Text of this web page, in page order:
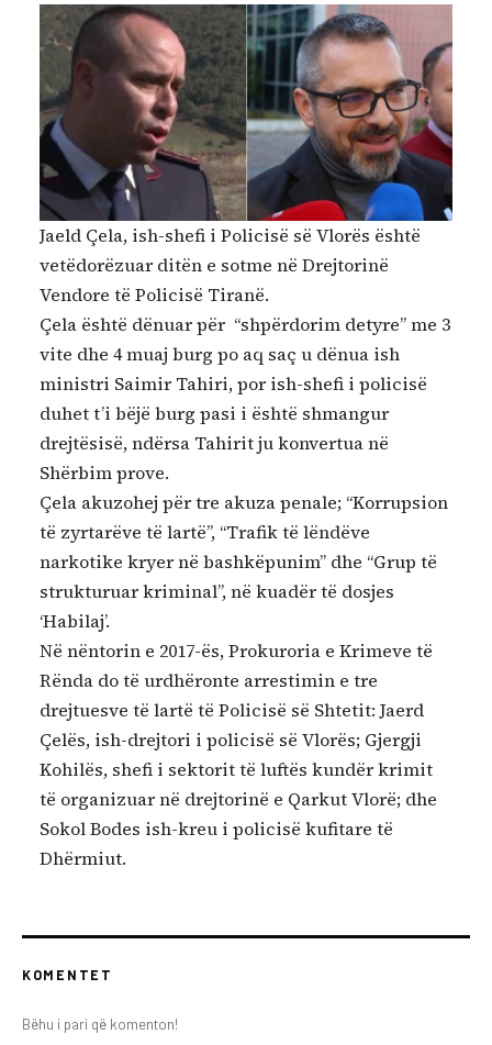
Jaeld Çela, ish-shefi i Policisë së Vlorës është
vetëdorëzuar ditën e sotme në Drejtorinë
Vendore të Policisë Tiranë.
Çela është dënuar për “shpërdorim detyre” me 3
vite dhe 4 muaj burg po aq saç u dënua ish
ministri Saimir Tahiri, por ish-shefi i policisë
duhet t’i bëjë burg pasi i është shmangur
drejtësisë, ndërsa Tahirit ju konvertua në
Shërbim prove.
Çela akuzohej për tre akuza penale; “Korrupsion
të zyrtarëve të lartë”, “Trafik të lëndëve
narkotike kryer në bashkëpunim” dhe “Grup të
strukturuar kriminal”, në kuadër të dosjes
‘Habilaj’.
Në nëntorin e 2017-ës, Prokuroria e Krimeve të
Rënda do të urdhëronte arrestimin e tre
drejtuesve të lartë të Policisë së Shtetit: Jaerd
Çelës, ish-drejtori i policisë së Vlorës; Gjergji
Kohilës, shefi i sektorit të luftës kundër krimit
të organizuar në drejtorinë e Qarkut Vlorë; dhe
Sokol Bodes ish-kreu i policisë kufitare të
Dhërmiut.
KOMENTET
Bëhu i pari që komenton!